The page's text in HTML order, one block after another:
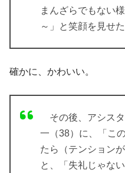
まんざらでもない
～」と笑顔を見せた
確かに、かわいい。
その後、アシス
一（38）に、「こ
たら（テンション
と、「失礼じゃな